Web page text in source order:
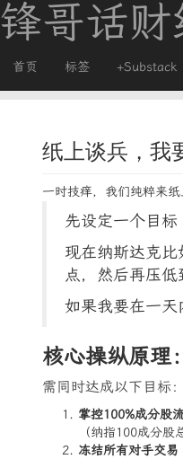
锋哥话财
首页 标签 +Substack
纸上谈兵，我
一时技痒，我们纯粹来
先设定一个目标
现在纳斯达克
点，然后再压低
如果我要在一
核心操纵原理
需同时达成以下目标：
掌控100%成分股
（纳指100成分股
冻结所有对手交易